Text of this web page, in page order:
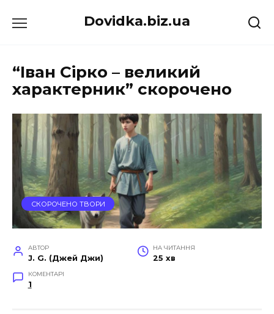
до
Dovidka.biz.ua
“Іван Сірко – великий
характерник” скорочено
СКОРОЧЕНО ТВОРИ
АВТОР
J. G. (Джей Джи)
НА ЧИТАННЯ
25 хв
КОМЕНТАРІ
1